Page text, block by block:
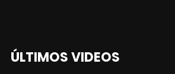
ÚLTIMOS VIDEOS